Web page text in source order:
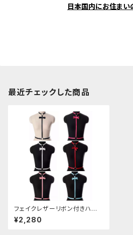
日本国内にお住まい
最近チェックした商品
フェイクレザーリボン付きハー
ネスベルト
¥2,280